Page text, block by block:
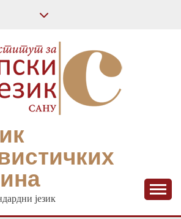
језик